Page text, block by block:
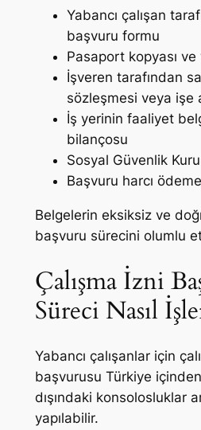
Yabancı çalışan
başvuru formu
Pasaport kopyası
İşveren tarafından
sözleşmesi veya işe
İş yerinin faaliyet
bilançosu
Sosyal Güvenlik
Başvuru harcı
Belgelerin eksiksiz ve
başvuru sürecini olumlu
Çalışma İzni
Süreci Nasıl
Yabancı çalışanlar için
başvurusu Türkiye
dışındaki konsolosluklar
yapılabilir.